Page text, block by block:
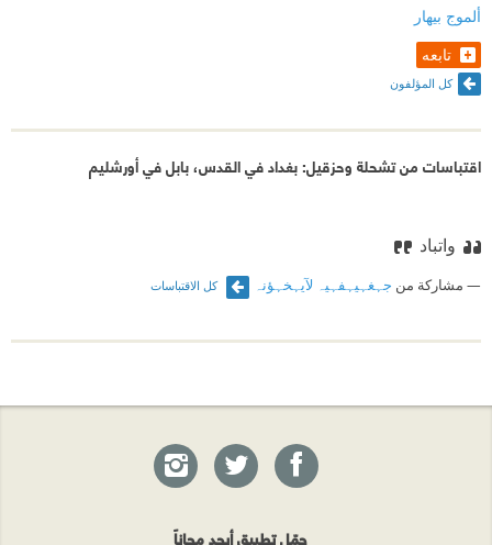
ألموج بيهار
تابعه
كل المؤلفون
اقتباسات من تشحلة وحزقيل: بغداد في القدس، بابل في أورشليم
واتباد
مشاركة من جہغہيہفہيہ لآيہخہؤنہ كل الاقتباسات
حمّل تطبيق أبجد مجاناً